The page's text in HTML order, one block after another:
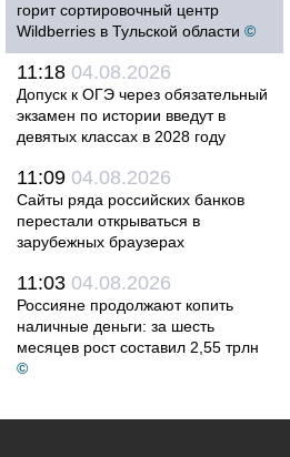
горит сортировочный центр
Wildberries в Тульской области ©
11:18 04.08.2026
Допуск к ОГЭ через обязательный
экзамен по истории введут в
девятых классах в 2028 году
11:09 04.08.2026
Сайты ряда российских банков
перестали открываться в
зарубежных браузерах
11:03 04.08.2026
Россияне продолжают копить
наличные деньги: за шесть
месяцев рост составил 2,55 трлн
©